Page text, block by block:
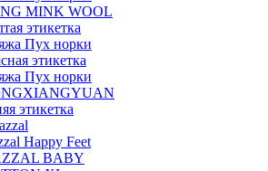
MINK WOOL
этикетка
Пух норки
этикетка
Пух норки
этикетка
Happy Feet
BABY